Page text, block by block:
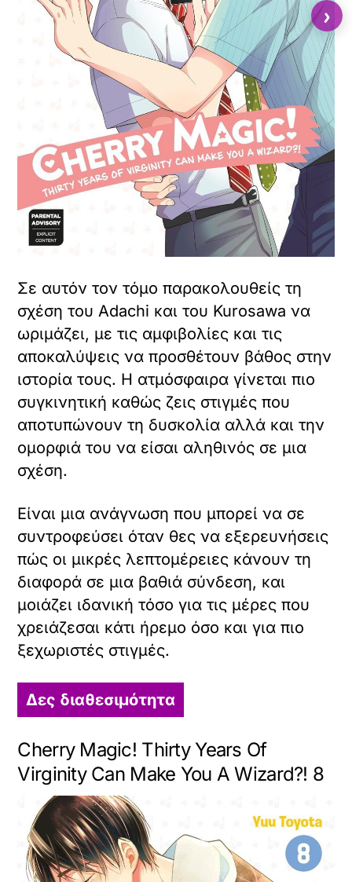
Σε αυτόν τον τόμο παρακολουθείς τη
σχέση του Adachi και του Kurosawa να
ωριμάζει, με τις αμφιβολίες και τις
αποκαλύψεις να προσθέτουν βάθος στην
ιστορία τους. Η ατμόσφαιρα γίνεται πιο
συγκινητική καθώς ζεις στιγμές που
αποτυπώνουν τη δυσκολία αλλά και την
ομορφιά του να είσαι αληθινός σε μια
σχέση.
Είναι μια ανάγνωση που μπορεί να σε
συντροφεύσει όταν θες να εξερευνήσεις
πώς οι μικρές λεπτομέρειες κάνουν τη
διαφορά σε μια βαθιά σύνδεση, και
μοιάζει ιδανική τόσο για τις μέρες που
χρειάζεσαι κάτι ήρεμο όσο και για πιο
ξεχωριστές στιγμές.
Δες διαθεσιμότητα
Cherry Magic! Thirty Years Of
Virginity Can Make You A Wizard?! 8
›